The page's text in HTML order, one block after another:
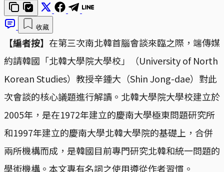
收藏
【編者按】 在第三次南北韓首腦會談來臨之際，端傳媒
約請韓國「北韓大學院大學校」（University of North
Korean Studies）教授辛鍾大（Shin Jong-dae）對此
次會談的核心議題進行解讀。北韓大學院大學校建立於
2005年，是在1972年建立的慶南大學極東問題研究所
和1997年建立的慶南大學北韓大學院的基礎上，合併
兩所機構而成，是韓國目前專門研究北韓和統一問題的
學術機構。本文專有名詞之使用遵從作者習慣。